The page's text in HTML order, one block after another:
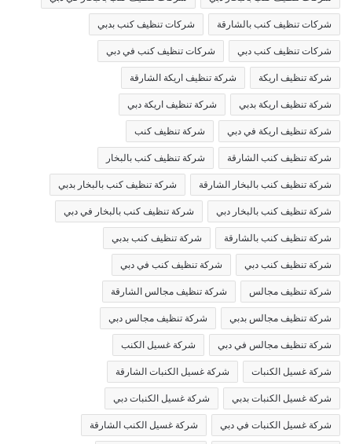
شركات تنظيف كنب بالشارقة شركات تنظيف كنب بدبي
شركات تنظيف كنب دبي شركات تنظيف كنب في دبي
شركة تنظيف اريكة شركة تنظيف اريكة الشارقة
شركة تنظيف اريكة بدبي شركة تنظيف اريكة دبي
شركة تنظيف اريكة في دبي شركة تنظيف كنب
شركة تنظيف كنب الشارقة شركة تنظيف كنب بالبخار
شركة تنظيف كنب بالبخار الشارقة شركة تنظيف كنب بالبخار بدبي
شركة تنظيف كنب بالبخار دبي شركة تنظيف كنب بالبخار في دبي
شركة تنظيف كنب بالشارقة شركة تنظيف كنب بدبي
شركة تنظيف كنب دبي شركة تنظيف كنب في دبي
شركة تنظيف مجالس شركة تنظيف مجالس الشارقة
شركة تنظيف مجالس بدبي شركة تنظيف مجالس دبي
شركة تنظيف مجالس في دبي شركة غسيل الكنب
شركة غسيل الكنبات شركة غسيل الكنبات الشارقة
شركة غسيل الكنبات بدبي شركة غسيل الكنبات دبي
شركة غسيل الكنبات في دبي شركة غسيل الكنب الشارقة